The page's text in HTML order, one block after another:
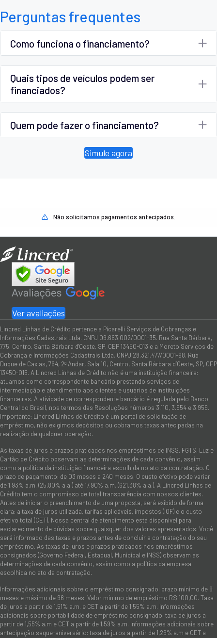
Perguntas frequentes
Como funciona o financiamento?
Quais tipos de veículos podem ser
financiados?
Quem pode fazer o financiamento?
Simule agora
Não solicitamos pagamentos antecipados.
Ver avaliações
Lincred Linhas de Crédito pertence a Picarelli Serviços de Cobranças e
Informações Cadastrais Ltda. CNPJ 09.663.002/0001-35. Rua Santa Bárbara,
775, Centro, Santa Bárbara d'Oeste, SP, CEP 13450-013 e a Moreto Serviços de
Cobrança e Informações Cadastrais Ltda. CNPJ 28.321.477/0001-98. Rua
Duque de Caxias, 764, 2º Andar, Sala 10, Centro, Santa Bárbara d’Oeste, SP, CEP
13450-015. A Lincred Linhas de Crédito não é uma instituição financeira:
atuamos como correspondente bancário prestando serviços de
intermediação e atendimento aos clientes e usuários de instituições
financeiras. A atividade de correspondente bancário é regulada pelo Banco
Central do Brasil, nos termos das Resoluções números 3.110, 3.954 e 3.959.
Importante: Lincred Linhas de Crédito é um portal de solicitação de
empréstimo, não exigimos depósitos ou cobramos taxas antecipadas na
realização de qualquer operação.
As taxas de juros e prazos praticados nos empréstimos de INSS, FGTS, Luz e
Cartão de Crédito observam as determinações de cada convênio, assim
como a política da instituição financeira escolhida no ato da contratação. O
prazo de pagamento: de 03 meses a 240 meses. O custo efetivo pode variar
de 1,93% a.m. (25,80% a.a.) até 17,90% a.m. (621,38% a.a.). A Lincred Linhas de
Crédito tem o compromisso de total transparência com nossos clientes.
Antes de iniciar o preenchimento de uma proposta, será exibido de forma
clara: a taxa de juros utilizada, tarifas aplicáveis, impostos (IOF) e o custo
efetivo total (CET). Nossa central de atendimento está disponível para
esclarecimento de dúvidas sobre quaisquer dos valores apresentados. Você
será informado das taxas e prazos antes de concluir a contratação do seu
empréstimo. As taxas de juros e prazos praticados nos empréstimos
consignados (Governo Federal, Estadual, Municipal e INSS) observam as
determinações de cada convênio, assim como a política da empresa
escolhida no ato da contratação.
Informações adicionais sobre o empréstimo consignado: prazo mínimo de 6
meses e máximo de 96 meses. Valor mínimo de empréstimo R$ 100,00. Taxa
de juros a partir de 1,51% a.m. e CET a partir de 1,55% a.m. Informações
adicionais sobre portabilidade de empréstimo consignado: taxa de juros a
partir de 1,55% a.m e CET a partir de 1,59% a.m. Informações adicionais sobre
antecipação saque-aniversário: taxa de juros a partir de 1,29% a.m e CET a